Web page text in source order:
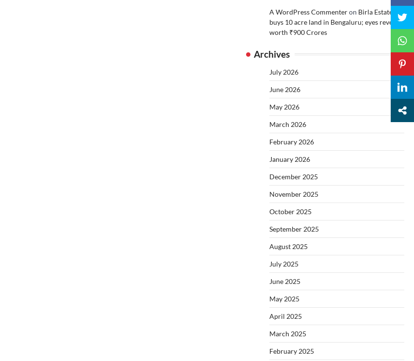
A WordPress Commenteron Birla Estates
buys 10 acre land in Bengaluru; eyes revenue
worth ₹900 Crores
Archives
July 2026
June 2026
May 2026
March 2026
February 2026
January 2026
December 2025
November 2025
October 2025
September 2025
August 2025
July 2025
June 2025
May 2025
April 2025
March 2025
February 2025